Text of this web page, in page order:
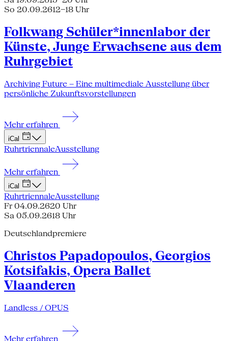
So 20.09.2612–18 Uhr
Folkwang Schüler*innenlabor der
Künste, Junge Erwachsene aus dem
Ruhrgebiet
Archiving Future – Eine multimediale Ausstellung über
persönliche Zukunftsvorstellungen
Mehr erfahren
iCal
RuhrtriennaleAusstellung
Mehr erfahren
iCal
RuhrtriennaleAusstellung
Fr 04.09.2620 Uhr
Sa 05.09.2618 Uhr
Deutschlandpremiere
Christos Papadopoulos, Georgios
Kotsifakis, Opera Ballet
Vlaanderen
Landless / OPUS
Mehr erfahren